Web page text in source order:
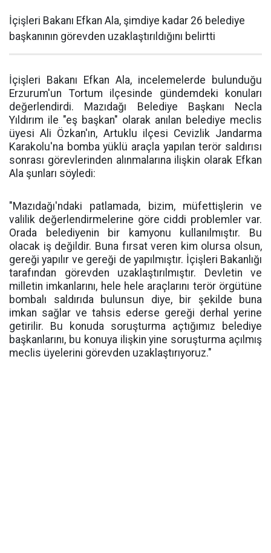
İçişleri Bakanı Efkan Ala, şimdiye kadar 26 belediye
başkanının görevden uzaklaştırıldığını belirtti
İçişleri Bakanı Efkan Ala, incelemelerde bulunduğu
Erzurum'un Tortum ilçesinde gündemdeki konuları
değerlendirdi. Mazıdağı Belediye Başkanı Necla
Yıldırım ile "eş başkan" olarak anılan belediye meclis
üyesi Ali Özkan'ın, Artuklu ilçesi Cevizlik Jandarma
Karakolu'na bomba yüklü araçla yapılan terör saldırısı
sonrası görevlerinden alınmalarına ilişkin olarak Efkan
Ala şunları söyledi:
"Mazıdağı'ndaki patlamada, bizim, müfettişlerin ve
valilik değerlendirmelerine göre ciddi problemler var.
Orada belediyenin bir kamyonu kullanılmıştır. Bu
olacak iş değildir. Buna fırsat veren kim olursa olsun,
gereği yapılır ve gereği de yapılmıştır. İçişleri Bakanlığı
tarafından görevden uzaklaştırılmıştır. Devletin ve
milletin imkanlarını, hele hele araçlarını terör örgütüne
bombalı saldırıda bulunsun diye, bir şekilde buna
imkan sağlar ve tahsis ederse gereği derhal yerine
getirilir. Bu konuda soruşturma açtığımız belediye
başkanlarını, bu konuya ilişkin yine soruşturma açılmış
meclis üyelerini görevden uzaklaştırıyoruz."